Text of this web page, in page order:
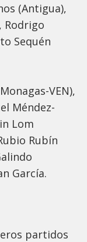
(Antigua),
Rodrigo
Sequén
VEN),
Méndez-
Lom
Rubín
García.
partidos